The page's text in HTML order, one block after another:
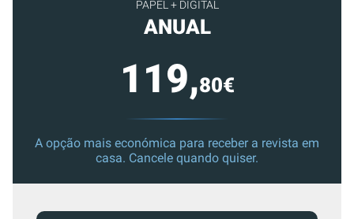
PAPEL + DIGITAL
ANUAL
119,80€
A opção mais económica para receber a revista em
casa. Cancele quando quiser.